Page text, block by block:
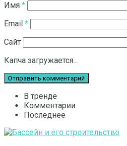
Имя *
Email *
Сайт
Капча загружается...
В тренде
Комментарии
Последнее